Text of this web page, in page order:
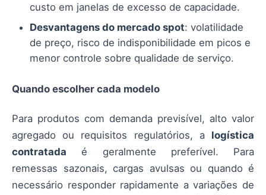
custo em janelas de excesso de capacidade.
Desvantagens do mercado spot: volatilidade
de preço, risco de indisponibilidade em picos e
menor controle sobre qualidade de serviço.
Quando escolher cada modelo
Para produtos com demanda previsível, alto valor
agregado ou requisitos regulatórios, a logística
contratada é geralmente preferível. Para
remessas sazonais, cargas avulsas ou quando é
necessário responder rapidamente a variações de